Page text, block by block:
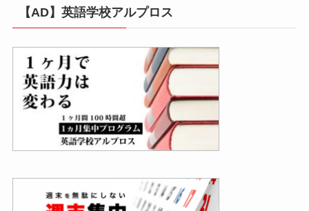
【AD】英語学校アルプロス